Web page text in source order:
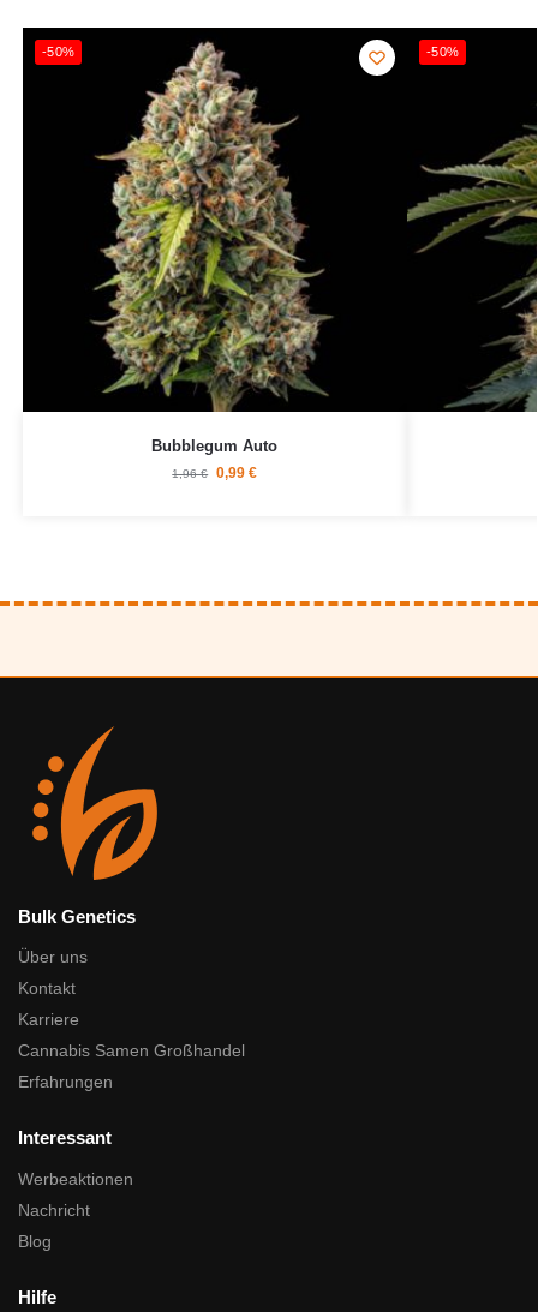
-50%
Bubblegum Auto
1,96€ 0,99€
-50%
Bulk Genetics
Über uns
Kontakt
Karriere
Cannabis Samen Großhandel
Erfahrungen
Interessant
Werbeaktionen
Nachricht
Blog
Hilfe